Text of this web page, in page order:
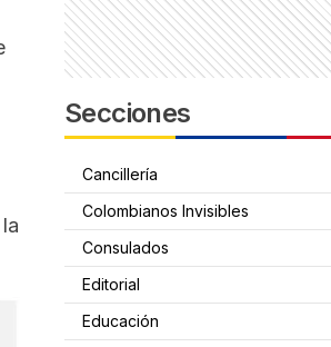
Secciones
Cancillería
Colombianos Invisibles
Consulados
Editorial
Educación